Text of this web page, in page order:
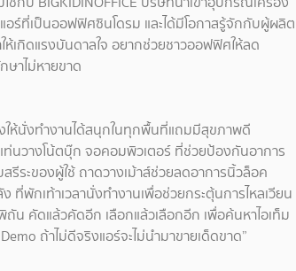
ร์ที่เป็นออฟฟิศซินโดรม และได้มีโอกาสรู้จักกับผู้ผลิต
เกิดแรงบันดาลใจ อยากช่วยชาวออฟฟิศให้ลด
ษาไม่หายขาด
ห้นั่งทำงานได้สนุกในทุกพื้นที่แถมมีสุขภาพดี
นวางโน้ตบุ๊ก จอคอมพิวเตอร์ ที่ช่วยป้องกันอาการ
ระของผู้ใช้ ถาดวางเม้าส์ช่วยลดอาการนิ้วล็อค
ที่พักเท้าเวลานั่งทำงานเพื่อช่วยกระตุ้นการไหลเวียน
น คัดแล้วคัดอีก เลือกแล้วเลือกอีก เพื่อค้นหาไอเท็ม
ถ้าไม่ดีจริงแอร์จะไม่นำมาขายเด็ดขาด”